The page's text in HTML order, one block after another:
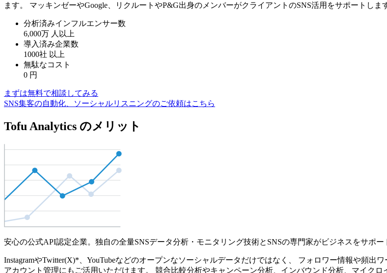
ます。 マッキンゼーやGoogle、リクルートやP&G出身のメンバーがクライアントのSNS活用をサポートしま
分析済みインフルエンサー数
6,000万 人以上
導入済み企業数
1000社 以上
無駄なコスト
0 円
まずは無料で相談してみる
SNS集客の自動化、ソーシャルリスニングのご依頼はこちら
Tofu Analytics のメリット
安心の公式API認定企業。独自の全量SNSデータ分析・モニタリング技術とSNSの専門家がビジネスをサポー
InstagramやTwitter(X)*、YouTubeなどのオープンなソーシャルデータだけではなく、 フォロワー情報や頻
アカウント管理にもご活用いただけます。 競合比較分析やキャンペーン分析、インバウンド分析、マイク